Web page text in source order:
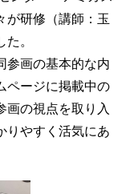
が研修（講師：玉
。
参画の基本的な内
ページに掲載中の
画の視点を取り入
りやすく活気にあ